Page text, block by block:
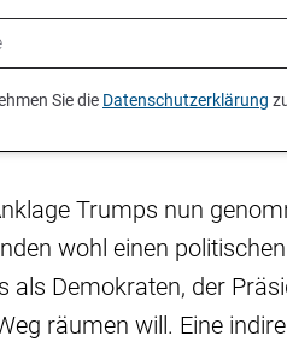
Sie die Datenschutzerklärung
Trumps nun
wohl einen
als Demokraten, der
räumen will. Eine